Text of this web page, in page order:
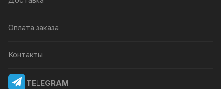
Оплата заказа
Контакты
TELEGRAM